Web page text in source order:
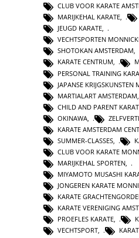
CLUB VOOR KARATE
MARIJKEHAL KARATE,
JEUGD KARATE,
VECHTSPORTEN
SHOTOKAN AMSTERDAM,
KARATE CENTRUM,
PERSONAL TRAINING
JAPANSE
MARTIALART AMSTERDAM
CHILD AND PARENT
OKINAWA
KARATE AMSTERDAM
SUMMER-CLASSES
CLUB VOOR KARATE
MARIJKEHAL SPORTEN,
MIYAMOTO MUSASHI
JONGEREN KARATE
KARATE
KARATE VERENIGING
PROEFLES KARATE,
VECHTSPORT,